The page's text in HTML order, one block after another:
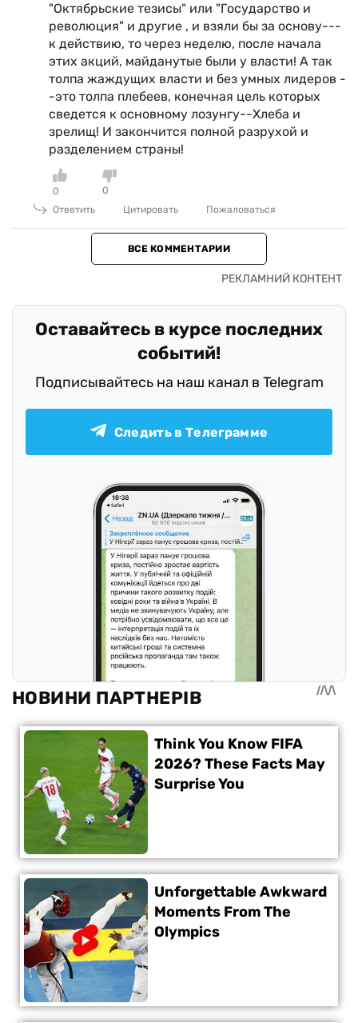
"Октябрьские тезисы" или "Государство и
революция" и другие , и взяли бы за основу---
к действию, то через неделю, после начала
этих акций, майданутые были у власти! А так
толпа жаждущих власти и без умных лидеров -
-это толпа плебеев, конечная цель которых
сведется к основному лозунгу--Хлеба и
зрелищ! И закончится полной разрухой и
разделением страны!
0
0
Ответить
Цитировать Пожаловаться
ВСЕ КОММЕНТАРИИ
Оставайтесь в курсе последних
событий!
Подписывайтесь на наш канал в Telegram
Следить в Телеграмме